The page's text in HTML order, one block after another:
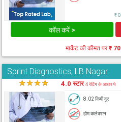
₹
कॉल करें >
मार्केट की कीमत पर₹ 70
Sprint Diagnostics, LB Nagar
★★★★ 4.0 स्टार4 रेटिंग के आधार पे
8.02 किमी दूर
होम कलेक्शन